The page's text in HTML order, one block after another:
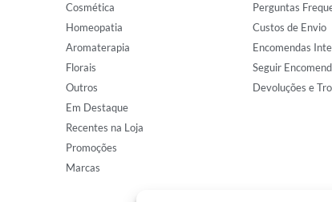
Cosmética
Homeopatia
Aromaterapia
Florais
Outros
Em Destaque
Recentes na Loja
Promoções
Marcas
Perguntas
Custos de Envio
Encomendas
Seguir
Devoluções e